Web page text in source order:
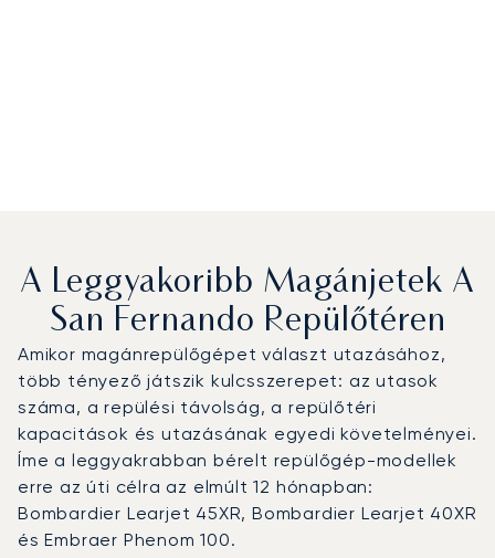
A Leggyakoribb Magánjetek A
San Fernando Repülőtéren
Amikor magánrepülőgépet választ utazásához,
több tényező játszik kulcsszerepet: az utasok
száma, a repülési távolság, a repülőtéri
kapacitások és utazásának egyedi követelményei.
Íme a leggyakrabban bérelt repülőgép-modellek
erre az úti célra az elmúlt 12 hónapban:
Bombardier Learjet 45XR, Bombardier Learjet 40XR
és Embraer Phenom 100.